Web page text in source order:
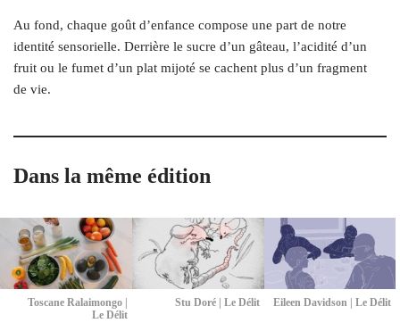
Au fond, chaque goût d’enfance compose une part de notre
identité sensorielle. Derrière le sucre d’un gâteau, l’acidité d’un
fruit ou le fumet d’un plat mijoté se cachent plus d’un fragment
de vie.
Dans la même édition
Toscane Ralaimongo |
Le Délit
Stu Doré | Le Délit Eileen Davidson | Le Délit